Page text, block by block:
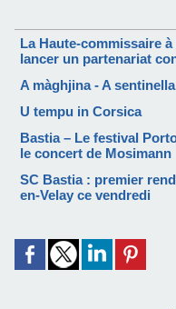
La Haute-commissaire
lancer un partenariat
A màghjina - A
U tempu in Corsica
Bastia – Le festival
le concert de Mosimann
SC Bastia : premier
en-Velay ce vendredi